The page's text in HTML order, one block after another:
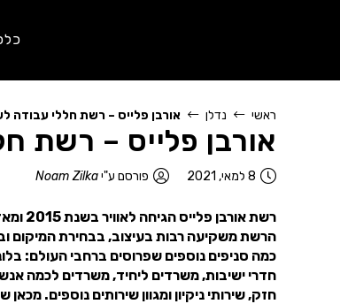
ראשי נדלן אורבן פלייס – רשת חללי עבודה
אורבן פלייס – רשת
8 למאי, 2021 פורסם ע"יNoam Zilka
רשת
חדרי ישיבות, משרדים ליחיד, משרדים לכמה
חזק, שירותי ניקיון ומגוון שירותים נוספים.